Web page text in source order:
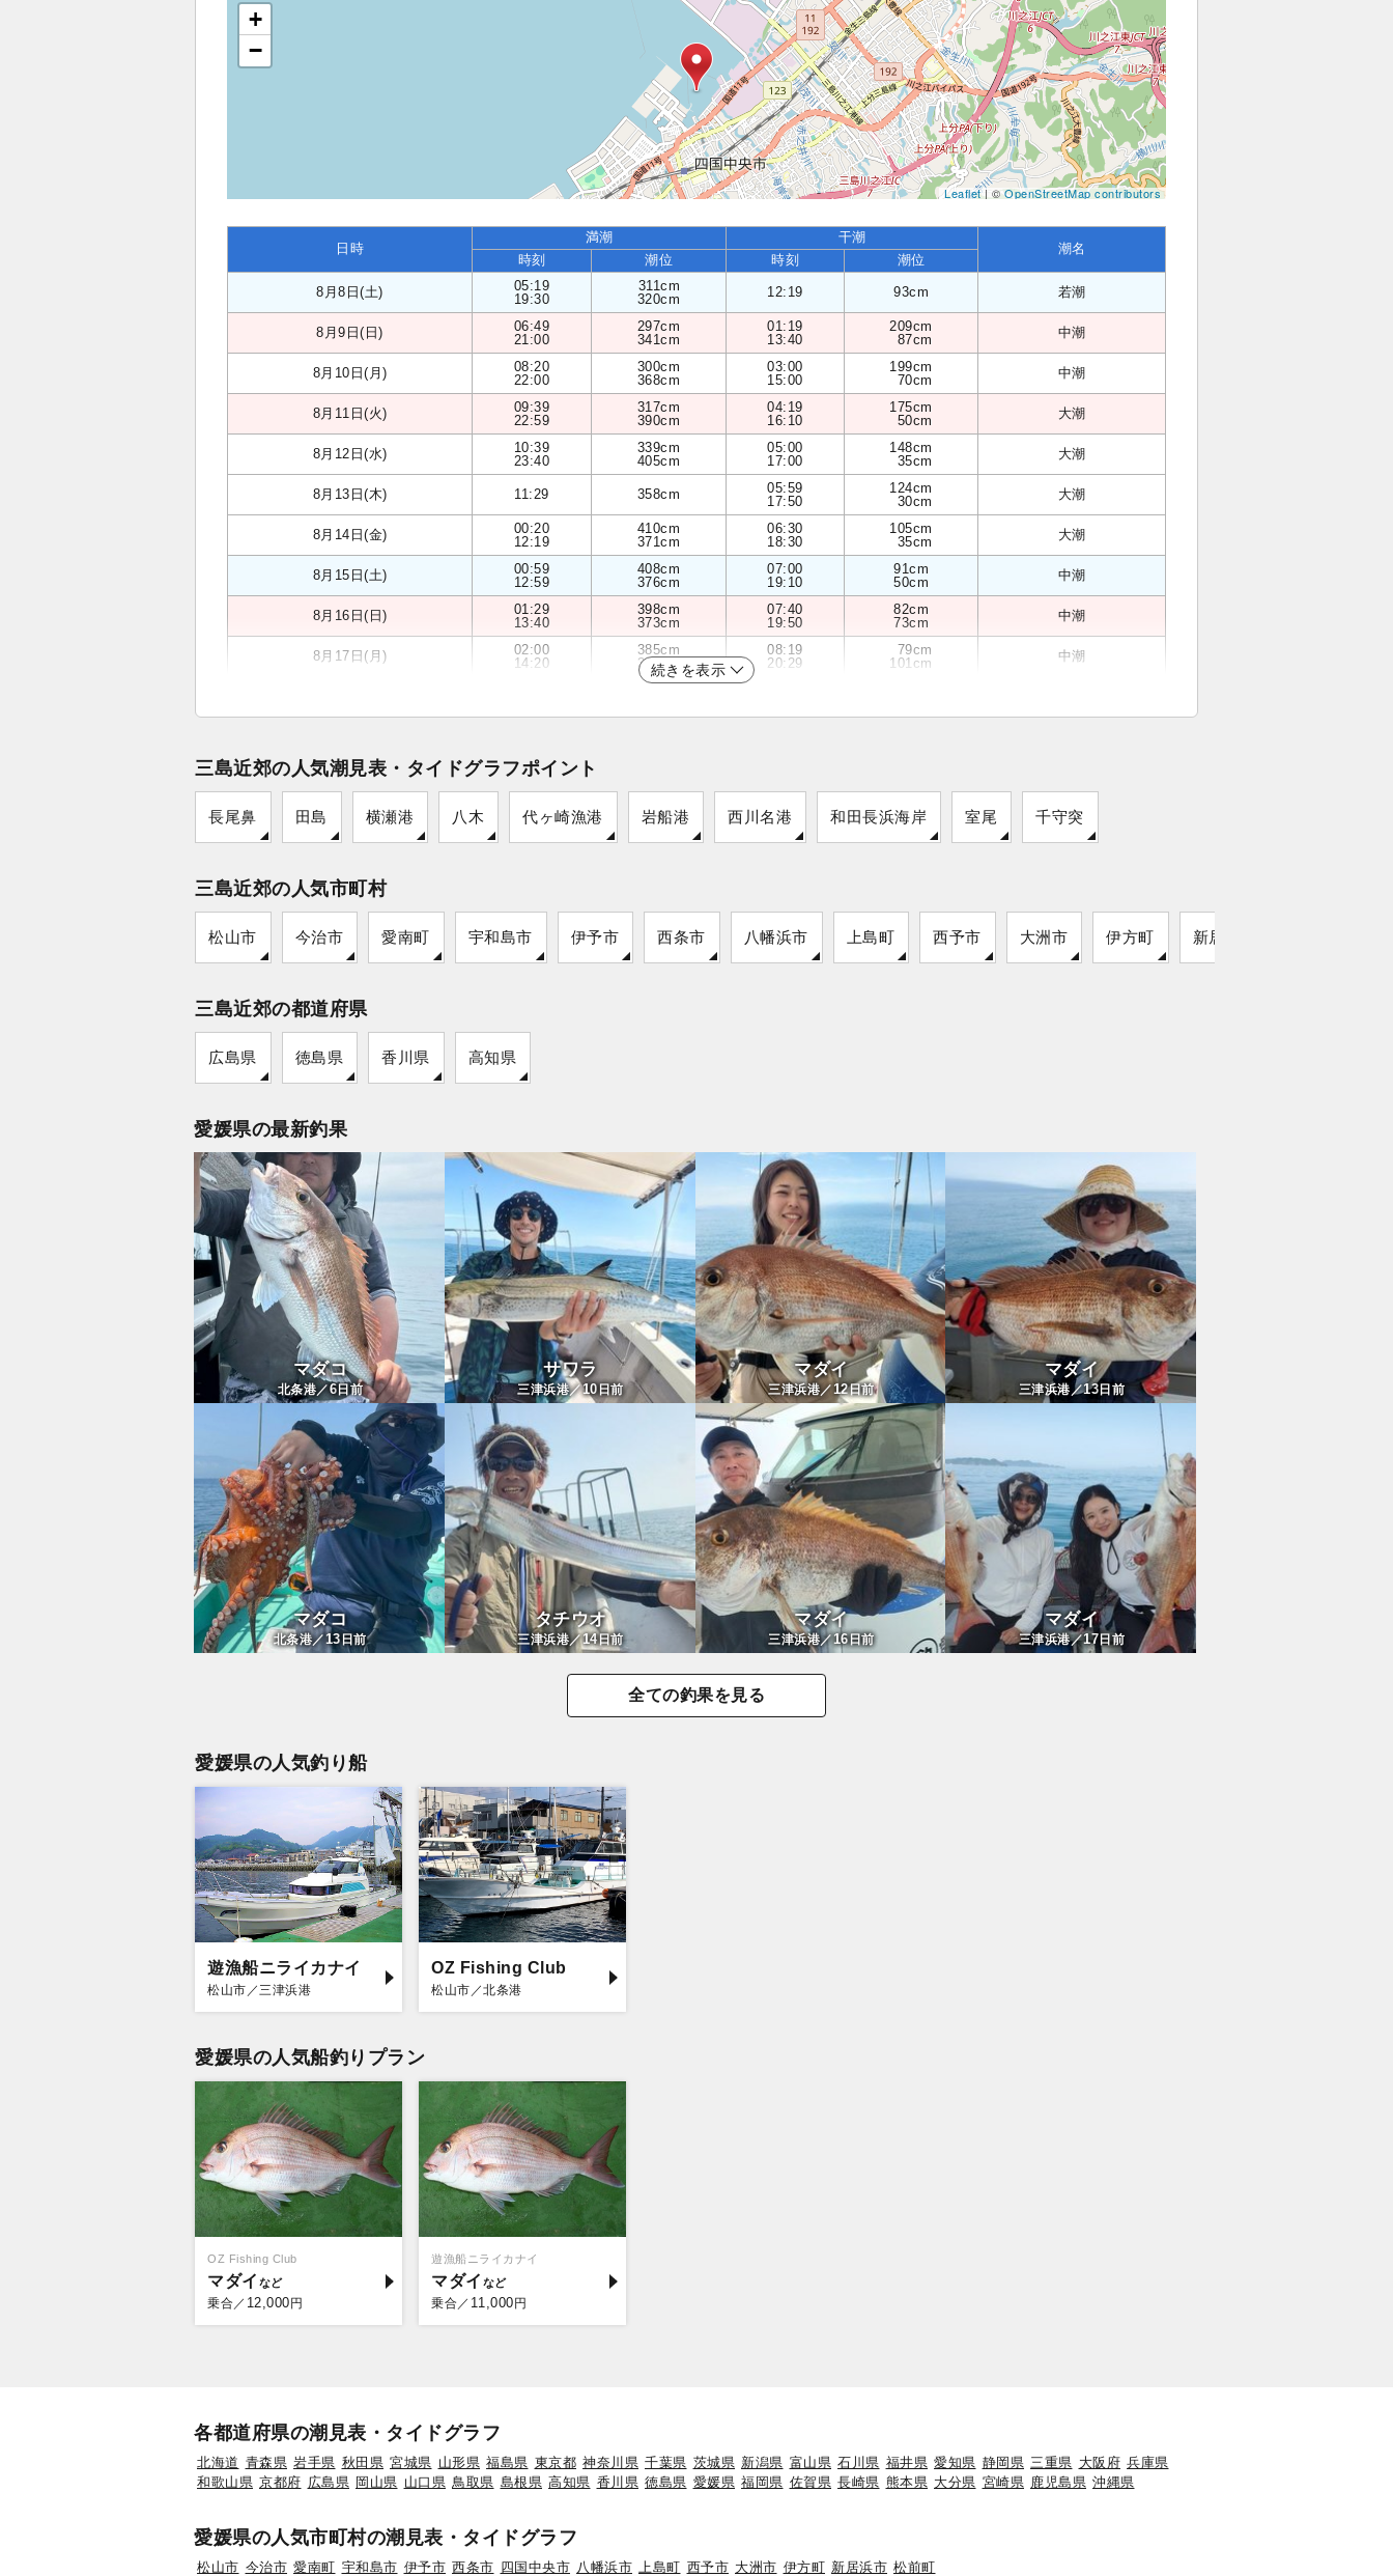
+
−
Leaflet| ©OpenStreetMap contributors
日時
満潮 干潮
潮名
時刻 潮位 時刻 潮位
8月8日(土)
05:19
19:30
311cm
320cm
12:19 93cm 若潮
8月9日(日)
06:49
21:00
297cm
341cm
01:19
13:40
209cm
87cm
中潮
8月10日(月)
08:20
22:00
300cm
368cm
03:00
15:00
199cm
70cm
中潮
8月11日(火)
09:39
22:59
317cm
390cm
04:19
16:10
175cm
50cm
大潮
8月12日(水)
10:39
23:40
339cm
405cm
05:00
17:00
148cm
35cm
大潮
8月13日(木) 11:29 358cm
05:59
17:50
124cm
30cm
大潮
8月14日(金)
00:20
12:19
410cm
371cm
06:30
18:30
105cm
35cm
大潮
8月15日(土)
00:59
12:59
408cm
376cm
07:00
19:10
91cm
50cm
中潮
8月16日(日)
01:29
13:40
398cm
373cm
07:40
19:50
82cm
73cm
中潮
8月17日(月)
02:00
14:20
385cm
362cm
08:19
20:29
79cm
101cm
中潮
続きを表示
三島近郊の人気潮見表・タイドグラフポイント
長尾鼻 田島 横瀬港 八木 代ヶ崎漁港 岩船港 西川名港 和田長浜海岸 室尾 千守突
三島近郊の人気市町村
松山市 今治市 愛南町 宇和島市 伊予市 西条市 八幡浜市 上島町 西予市 大洲市 伊方町 新居浜市
三島近郊の都道府県
広島県 徳島県 香川県 高知県
愛媛県の最新釣果
マダコ
北条港／6日前
サワラ
三津浜港／10日前
マダイ
三津浜港／ 12日前
マダイ
三津浜港／13日前
マダコ
北条港／13日前
タチウオ
三津浜港／14日前
マダイ
三津浜港／16日前
マダイ
三津浜港／17 日前
全ての釣果を見る
愛媛県の人気釣り船
遊漁船ニライカナイ
松山市／三津浜港
OZ Fishing Club
松山市／北条港
愛媛県の人気船釣りプラン
OZ Fishing Club
マダイ
乗合／ 12,000 円
遊漁船ニライカナイ
マダイ
乗合／ 11,000 円
各都道府県の潮見表・タイドグラフ
北海道 青森県 岩手県 秋田県 宮城県 山形県 福島県 東京都 神奈川県 千葉県 茨城県 新潟県 富山県 石川県 福井県 愛知県 静岡県 三重県 大阪府 兵庫県
和歌山県 京都府 広島県 岡山県 山口県 鳥取県 島根県 高知県 香川県 徳島県 愛媛県 福岡県 佐賀県 長崎県 熊本県 大分県 宮崎県 鹿児島県 沖縄県
愛媛県の人気市町村の潮見表・タイドグラフ
松山市 今治市 愛南町 宇和島市 伊予市 西条市 四国中央市 八幡浜市 上島町 西予市 大洲市 伊方町 新居浜市 松前町